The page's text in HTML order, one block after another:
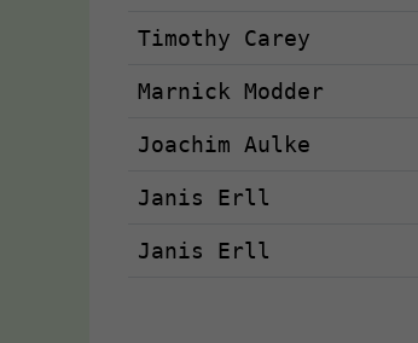
Timothy Carey
Marnick Modder
Joachim Aulke
Janis Erll
Janis Erll